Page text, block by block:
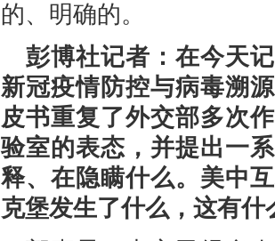
的、明确的。
彭博社记者：在今天
新冠疫情防控与病毒溯
皮书重复了外交部多次
验室的表态，并提出一
释、在隐瞒什么。美中
克堡发生了什么，这有什